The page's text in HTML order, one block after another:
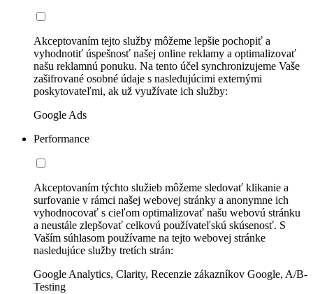
Akceptovaním tejto služby môžeme lepšie pochopiť a
vyhodnotiť úspešnosť našej online reklamy a optimalizovať
našu reklamnú ponuku. Na tento účel synchronizujeme Vaše
zašifrované osobné údaje s nasledujúcimi externými
poskytovateľmi, ak už využívate ich služby:
Google Ads
Performance
Akceptovaním týchto služieb môžeme sledovať klikanie a
surfovanie v rámci našej webovej stránky a anonymne ich
vyhodnocovať s cieľom optimalizovať našu webovú stránku
a neustále zlepšovať celkovú používateľskú skúsenosť. S
Vaším súhlasom používame na tejto webovej stránke
nasledujúce služby tretích strán:
Google Analytics, Clarity, Recenzie zákazníkov Google, A/B-
Testing